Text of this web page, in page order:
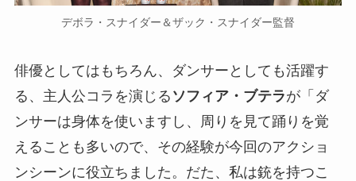
デボラ・スナイダー＆ザック・スナイダー監督
俳優としてはもちろん、ダンサーとしても活躍す
る、主人公コラを演じる ソフィア・ブテラが「ダ
ンサーは身体を使いますし、周りを見て踊りを覚
えることも多いので、その経験が今回のアクショ
ンシーンに役立ちました。だた、私は銃を持つこ